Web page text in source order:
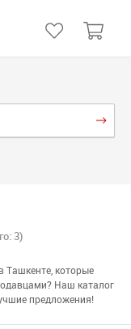
3)
Ташкенте, которые
Наш каталог
предложения!